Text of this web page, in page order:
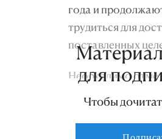
года и
трудиться для
поставленных
Необходимо
коллектив ведет
для
Чтобы